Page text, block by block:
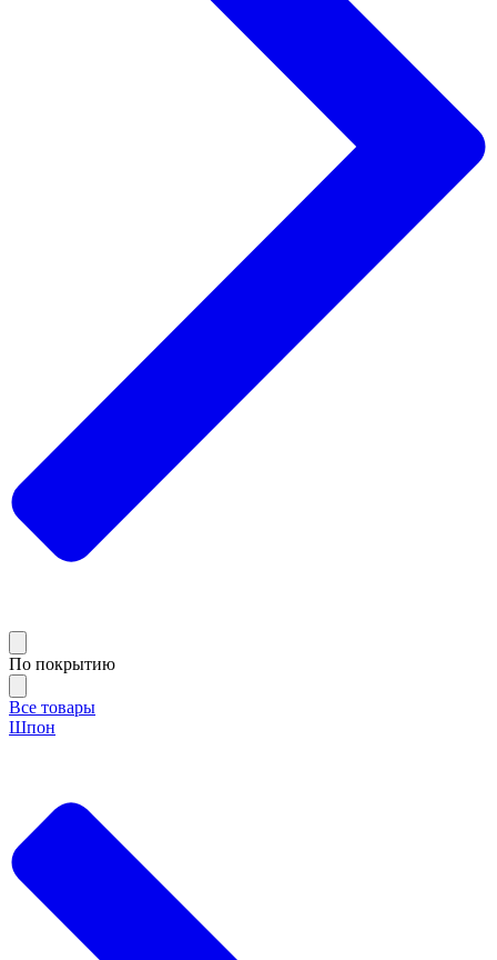
По покрытию
Все товары
Шпон